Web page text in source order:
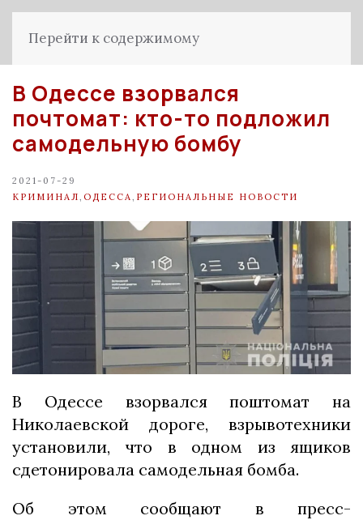
Перейти к содержимому
В Одессе взорвался
почтомат: кто-то подложил
самодельную бомбу
2021-07-29
КРИМИНАЛ ОДЕССА РЕГИОНАЛЬНЫЕ НОВОСТИ
В Одессе взорвался поштомат на
Николаевской дороге, взрывотехники
установили, что в одном из ящиков
сдетонировала самодельная бомба.
Об этом сообщают в пресс-